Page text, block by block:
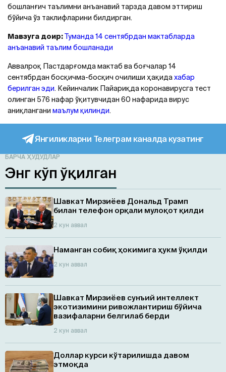
бошланғич таълимни анъанавий тарзда давом эттириш
бўйича ўз таклифларини билдирган.
Мавзуга доир:Туманда 14 сентябрдан мактабларда
анъанавий таълим бошланади
Aввалроқ Пастдарғомда мактаб ва боғчалар 14
сентябрдан босқичма-босқич очилиши ҳақидахабар
берилган эди. Кейинчалик Пайариқда коронавирусга тест
олинган 576 нафар ўқитувчидан 60 нафарида вирус
аниқлангани маълум қилинди.
Янгиликларни Телеграм каналда кузатинг
БАРЧА ҲУДУДЛАР
Энг кўп ўқилган
Шавкат Мирзиёев Дональд Трамп
билан телефон орқали мулоқот қилди
2 кун аввал
Наманган собиқ ҳокимига ҳукм ўқилди
2 кун аввал
Шавкат Мирзиёев сунъий интеллект
экотизимини ривожлантириш бўйича
вазифаларни белгилаб берди
2 кун аввал
Доллар курси кўтарилишда давом
этмоқда